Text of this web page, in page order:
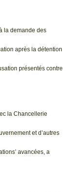
la demande des
après la détention
présentés contre
la Chancellerie
et d’autres
avancées, a